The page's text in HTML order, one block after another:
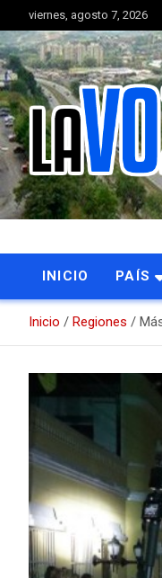
al
contenido
viernes, agosto 7, 2026
La Voz
Portal de noticias
INICIO PAÍS
Inicio Regiones